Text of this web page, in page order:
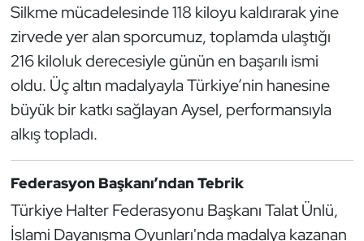
Silkme mücadelesinde 118 kiloyu kaldırarak yine
zirvede yer alan sporcumuz, toplamda ulaştığı
216 kiloluk derecesiyle günün en başarılı ismi
oldu. Üç altın madalyayla Türkiye’nin hanesine
büyük bir katkı sağlayan Aysel, performansıyla
alkış topladı.
Federasyon Başkanı’ndan Tebrik
Türkiye Halter Federasyonu Başkanı Talat Ünlü,
İslami Dayanışma Oyunları'nda madalya kazanan
Kayak
Kempo
Kick Boks
Kürek
Masa Tenisi
Modern Pentatlon